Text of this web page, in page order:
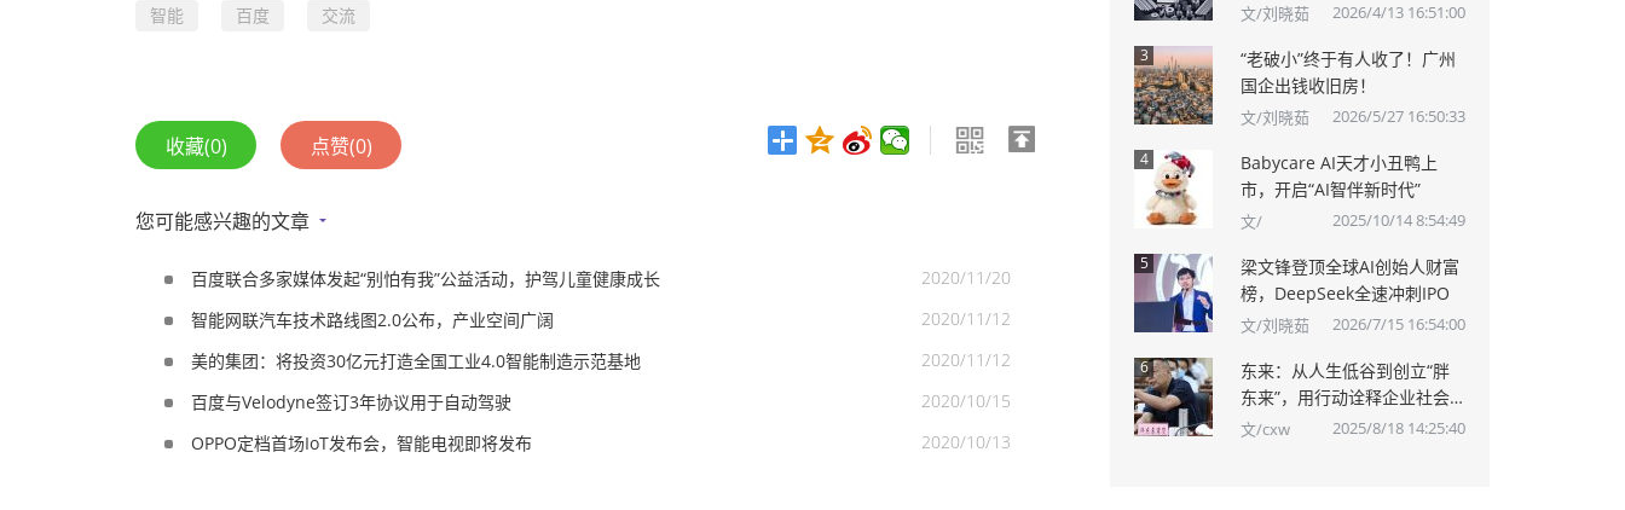
智能 百度 交流
收藏(0) 点赞(0)
您可能感兴趣的文章
百度联合多家媒体发起“别怕有我”公益活动，护驾儿童健康成长
2020/11/20
智能网联汽车技术路线图2.0公布，产业空间广阔
2020/11/12
美的集团：将投资30亿元打造全国工业4.0智能制造示范基地
2020/11/12
百度与Velodyne签订3年协议用于自动驾驶
2020/10/15
OPPO定档首场IoT发布会，智能电视即将发布
2020/10/13
文/刘晓茹 2026/4/13 16:51:00
3
“老破小”终于有人收了！广州
国企出钱收旧房！
文/刘晓茹 2026/5/27 16:50:33
4
Babycare AI天才小丑鸭上
市，开启“AI智伴新时代”
文/ 2025/10/14 8:54:49
5
梁文锋登顶全球AI创始人财富
榜，DeepSeek全速冲刺IPO
文/刘晓茹 2026/7/15 16:54:00
6
东来：从人生低谷到创立“胖
东来”，用行动诠释企业社会
责任
文/cxw 2025/8/18 14:25:40